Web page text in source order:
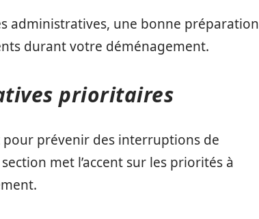
administratives, une bonne préparation
durant votre déménagement.
prioritaires
pour prévenir des interruptions de
met l’accent sur les priorités à